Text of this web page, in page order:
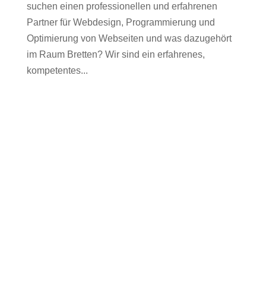
suchen einen professionellen und erfahrenen
Partner für Webdesign, Programmierung und
Optimierung von Webseiten und was dazugehört
im Raum Bretten? Wir sind ein erfahrenes,
kompetentes...